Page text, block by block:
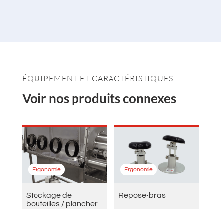
ÉQUIPEMENT ET CARACTÉRISTIQUES
Voir nos produits connexes
Ergonomie
Stockage de
bouteilles / plancher
Ergonomie
Repose-bras